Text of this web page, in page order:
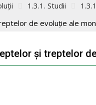
1.3.1. Studii
de evoluție ale
și treptelor